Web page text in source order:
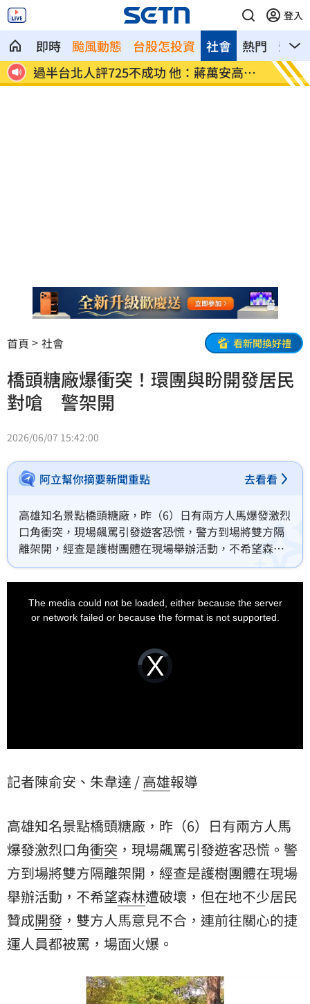
登入
即時 颱風動態 台股怎投資 熱門 影音
社會
了 過半台北人評725不成功 他：蔣萬安高山
症
保全
慘
首頁 社會 看新聞換好禮
橋頭糖廠爆衝突！環團與盼開發居民
對嗆 警架開
2026/06/07 15:42:00
阿立幫你摘要新聞重點 去看看
高雄知名景點橋頭糖廠，昨（6）日有兩方人馬爆發激烈
口角衝突，現場飆罵引發遊客恐慌，警方到場將雙方隔
離架開，經查是護樹團體在現場舉辦活動，不希望森林
遭破壞，但在地不少居民贊成開發，雙方人馬意見不
合，連前往關心的捷運人員都被罵，場面火爆。
Video
Player
loading.
The media could not be loaded, either because the server
or network failed or because the format is not supported.
記者陳俞安、朱韋達 /高雄報導
高雄知名景點橋頭糖廠，昨（6）日有兩方人馬
爆發激烈口角衝突 ，現場飆罵引發遊客恐慌。警
方到場將雙方隔離架開，經查是護樹團體在現場
舉辦活動，不希望森林遭破壞，但在地不少居民
贊成開發 ，雙方人馬意見不合，連前往關心的捷
運人員都被罵，場面火爆。